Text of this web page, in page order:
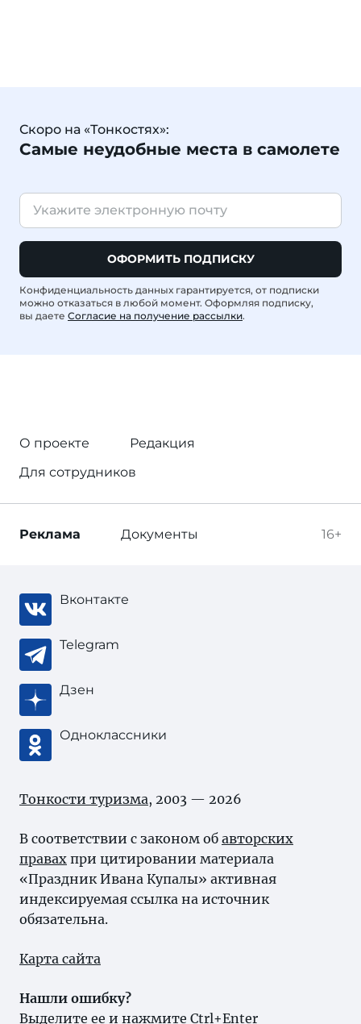
Скоро на «Тонкостях»:
Самые неудобные места в самолете
ОФОРМИТЬ ПОДПИСКУ
Конфиденциальность данных гарантируется, от подписки
можно отказаться в любой момент. Оформляя подписку,
вы даете Согласие на получение рассылки.
О проекте
Редакция
Для сотрудников
16+
Реклама Документы
Вконтакте
Telegram
Дзен
Одноклассники
Тонкости туризма, 2003 — 2026
В соответствии с законом об авторских
правах при цитировании материала
«Праздник Ивана Купалы» активная
индексируемая ссылка на источник
обязательна.
Карта сайта
Нашли ошибку?
Выделите ее и нажмите Ctrl+Enter